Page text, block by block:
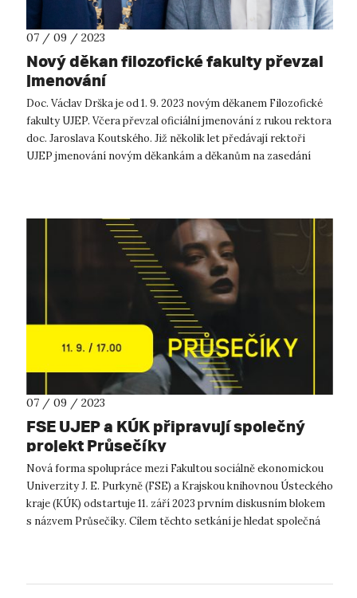
07 / 09 / 2023
Nový děkan filozofické fakulty převzal
jmenování
Doc. Václav Drška je od 1. 9. 2023 novým děkanem Filozofické
fakulty UJEP. Včera převzal oficiální jmenování z rukou rektora
doc. Jaroslava Koutského. Již několik let předávají rektoři
UJEP jmenování novým děkankám a děkanům na zasedání
07 / 09 / 2023
FSE UJEP a KÚK připravují společný
projekt Průsečíky
Nová forma spolupráce mezi Fakultou sociálně ekonomickou
Univerzity J. E. Purkyně (FSE) a Krajskou knihovnou Ústeckého
kraje (KÚK) odstartuje 11. září 2023 prvním diskusním blokem
s názvem Průsečíky. Cílem těchto setkání je hledat společná